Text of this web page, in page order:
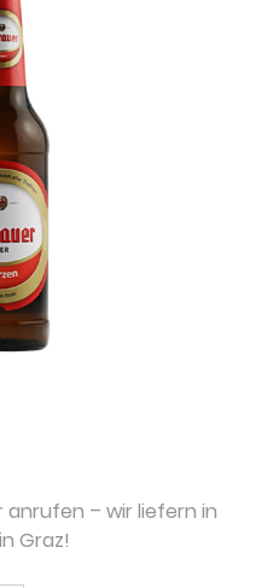
anrufen – wir liefern in
Graz!